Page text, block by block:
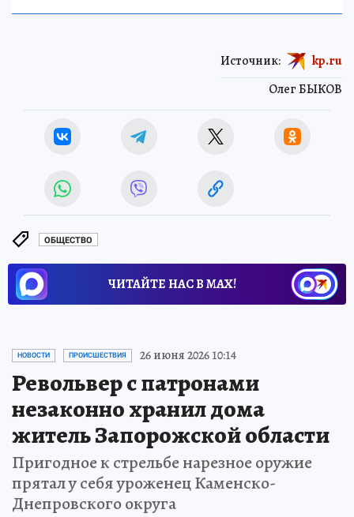
Олег БЫКОВ
Источник: kp.ru
ОБЩЕСТВО
ЧИТАЙТЕ НАС В МАХ!
НОВОСТИ ПРОИСШЕСТВИЯ 26 июня 2026 10:14
Револьвер с патронами
незаконно хранил дома
житель Запорожской области
Пригодное к стрельбе нарезное оружие
прятал у себя уроженец Каменско-
Днепровского округа